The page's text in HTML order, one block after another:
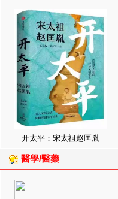
开太平：宋太祖赵匡胤
醫學/醫藥